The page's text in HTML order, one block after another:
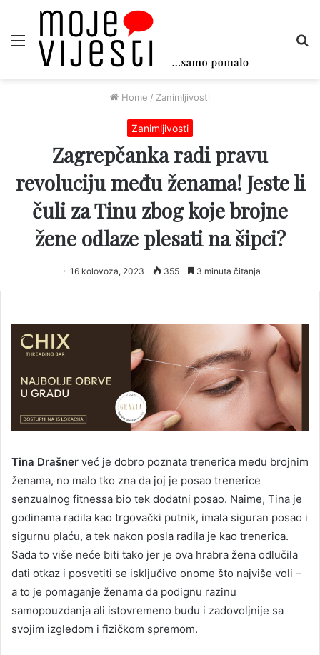
Menu
Home / Zanimljivosti
Zanimljivosti
Zagrepčanka radi pravu
revoluciju među ženama! Jeste li
čuli za Tinu zbog koje brojne
žene odlaze plesati na šipci?
16 kolovoza, 2023 355 3 minuta čitanja
Tina Drašner već je dobro poznata trenerica među brojnim
ženama, no malo tko zna da joj je posao trenerice
senzualnog fitnessa bio tek dodatni posao. Naime, Tina je
godinama radila kao trgovački putnik, imala siguran posao i
sigurnu plaću, a tek nakon posla radila je kao trenerica.
Sada to više neće biti tako jer je ova hrabra žena odlučila
dati otkaz i posvetiti se isključivo onome što najviše voli –
a to je pomaganje ženama da podignu razinu
samopouzdanja ali istovremeno budu i zadovoljnije sa
svojim izgledom i fizičkom spremom.